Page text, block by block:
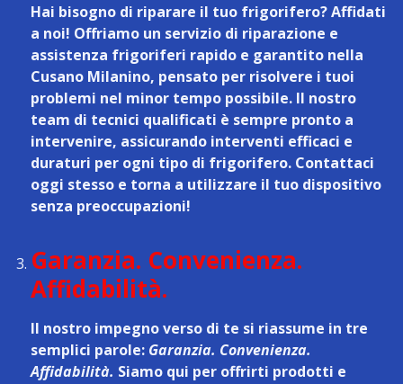
Hai bisogno di riparare il tuo frigorifero? Affidati
a noi! Offriamo un servizio di riparazione e
assistenza frigoriferi rapido e garantito nella
Cusano Milanino, pensato per risolvere i tuoi
problemi nel minor tempo possibile. Il nostro
team di tecnici qualificati è sempre pronto a
intervenire, assicurando interventi efficaci e
duraturi per ogni tipo di frigorifero. Contattaci
oggi stesso e torna a utilizzare il tuo dispositivo
senza preoccupazioni!
Garanzia. Convenienza.
Affidabilità.
Il nostro impegno verso di te si riassume in tre
semplici parole: Garanzia. Convenienza.
Affidabilità. Siamo qui per offrirti prodotti e